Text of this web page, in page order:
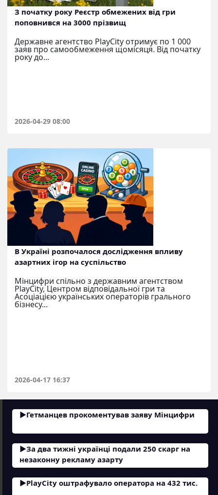
З початку року Реєстр обмежених від гри
поповнився на 3000 прізвищ
Державне агентство PlayCity отримує по 1 000
заяв про самообмеження щомісяця. Від початку
року до...
2026-04-29 08:00
В Україні розпочалося дослідження впливу
азартних ігор на суспільство
Мінцифри спільно з державним агентством
PlayCity, Центром відповідальної гри та
Асоціацією українських операторів грального
бізнесу...
2026-04-17 16:37
Гетманцев прокоментував заяву Мінцифри
За два тижні українці подали 250 скарг на
незаконну рекламу азарту
PlayCity оштрафувало оператора на 432 тис.